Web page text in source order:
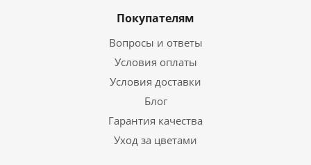
Покупателям
Вопросы и ответы
Условия оплаты
Условия доставки
Блог
Гарантия качества
Уход за цветами